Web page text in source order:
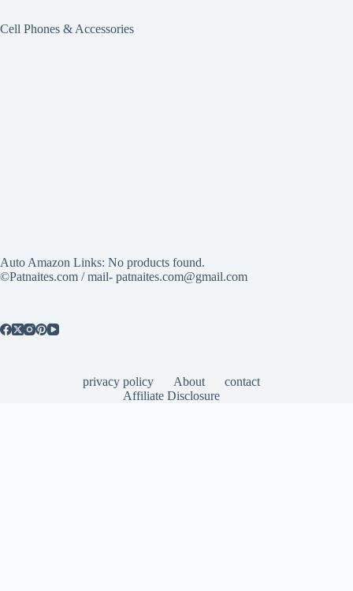
Cell Phones & Accessories
Auto Amazon Links: No products found.
©Patnaites.com / mail- patnaites.com@gmail.com
privacy policy About
contact
Affiliate Disclosure